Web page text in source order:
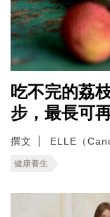
吃不完的荔
步，最長可
撰文 ELLE（
健康養生